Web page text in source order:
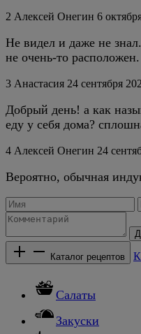
2 Алексей Онегин 6
Не видел и даже не
не очень-то
3 Анастасия 24 сентября
Добрый день! а как
еду у себя дома?
4 Алексей Онегин 24
Вероятно, обычная
Каталог рецептов
Салаты
Закуски